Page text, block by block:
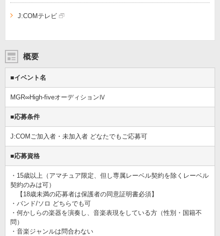
J:COMテレビ
概要
■イベント名
MGR∞High-fiveオーディションⅣ
■応募条件
J:COMご加入者・未加入者 どなたでもご応募可
■応募資格
・15歳以上（アマチュア限定、但し専属レーベル契約を除くレーベル
契約のみは可）
【18歳未満の応募者は保護者の同意証明書必須】
・バンド/ソロ どちらでも可
・何かしらの楽器を演奏し、音楽表現をしている方（性別・国籍不
問）
・音楽ジャンルは問合わない